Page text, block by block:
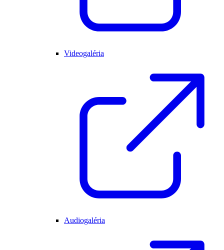
Videogaléria
Audiogaléria